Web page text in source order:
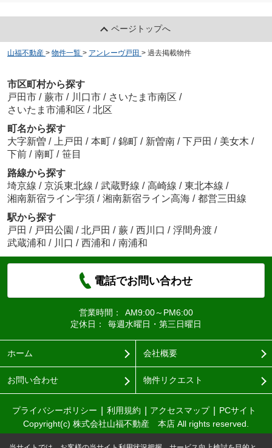
ページトップへ
山福不動産 > 物件一覧 > アンレーヴ戸田 > 過去掲載物件
市区町村から探す
戸田市 / 蕨市 / 川口市 / さいたま市南区 /
さいたま市浦和区 / 北区
町名から探す
大字新曽 / 上戸田 / 本町 / 錦町 / 新曽南 / 下戸田 / 美女木 /
下前 / 南町 / 笹目
路線から探す
埼京線 / 京浜東北線 / 武蔵野線 / 高崎線 / 東北本線 /
湘南新宿ライン宇須 / 湘南新宿ライン高海 / 都営三田線
駅から探す
戸田 / 戸田公園 / 北戸田 / 蕨 / 西川口 / 浮間舟渡 /
武蔵浦和 / 川口 / 西浦和 / 南浦和
電話でお問い合わせ
営業時間：
AM9:00～PM6:00
定休日：
毎週水曜日・第三日曜日
ホーム 会社概要
お問い合わせ 物件リクエスト
プライバシーポリシー 利用規約 アクセスマップ
PCサイト
Copyright(c) 株式会社山福不動産 本店 All rights reserved.